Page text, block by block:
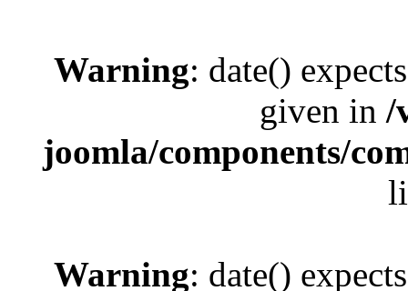
Warning: date()
given in /
joomla/components/
Warning: date()